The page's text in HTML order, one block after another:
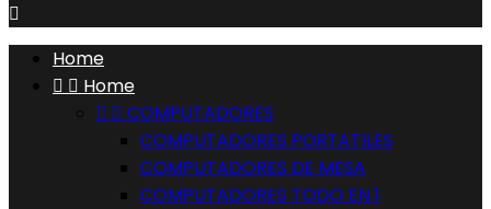

Home
  Home
  COMPUTADORES
COMPUTADORES PORTATILES
COMPUTADORES DE MESA
COMPUTADORES TODO EN 1